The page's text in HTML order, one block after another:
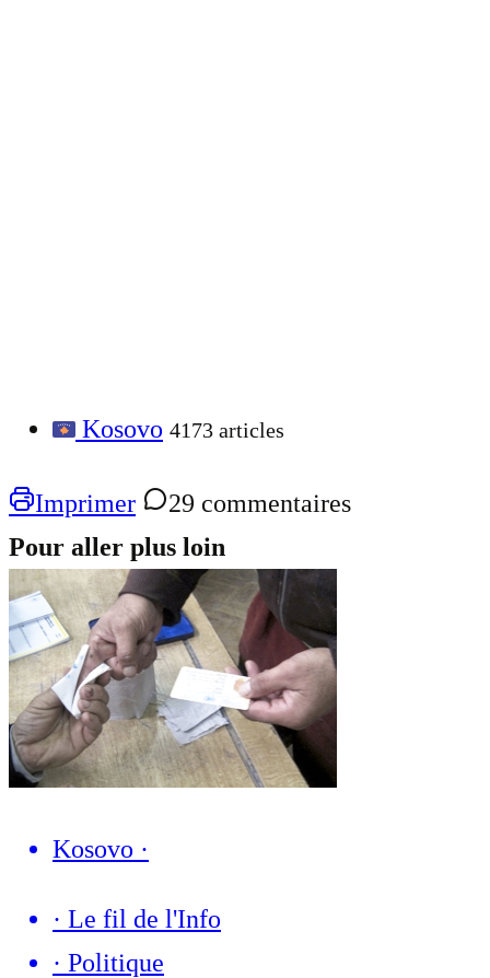
Kosovo 4173 articles
Imprimer
29 commentaires
Pour aller plus loin
Kosovo ·
· Le fil de l'Info
· Politique